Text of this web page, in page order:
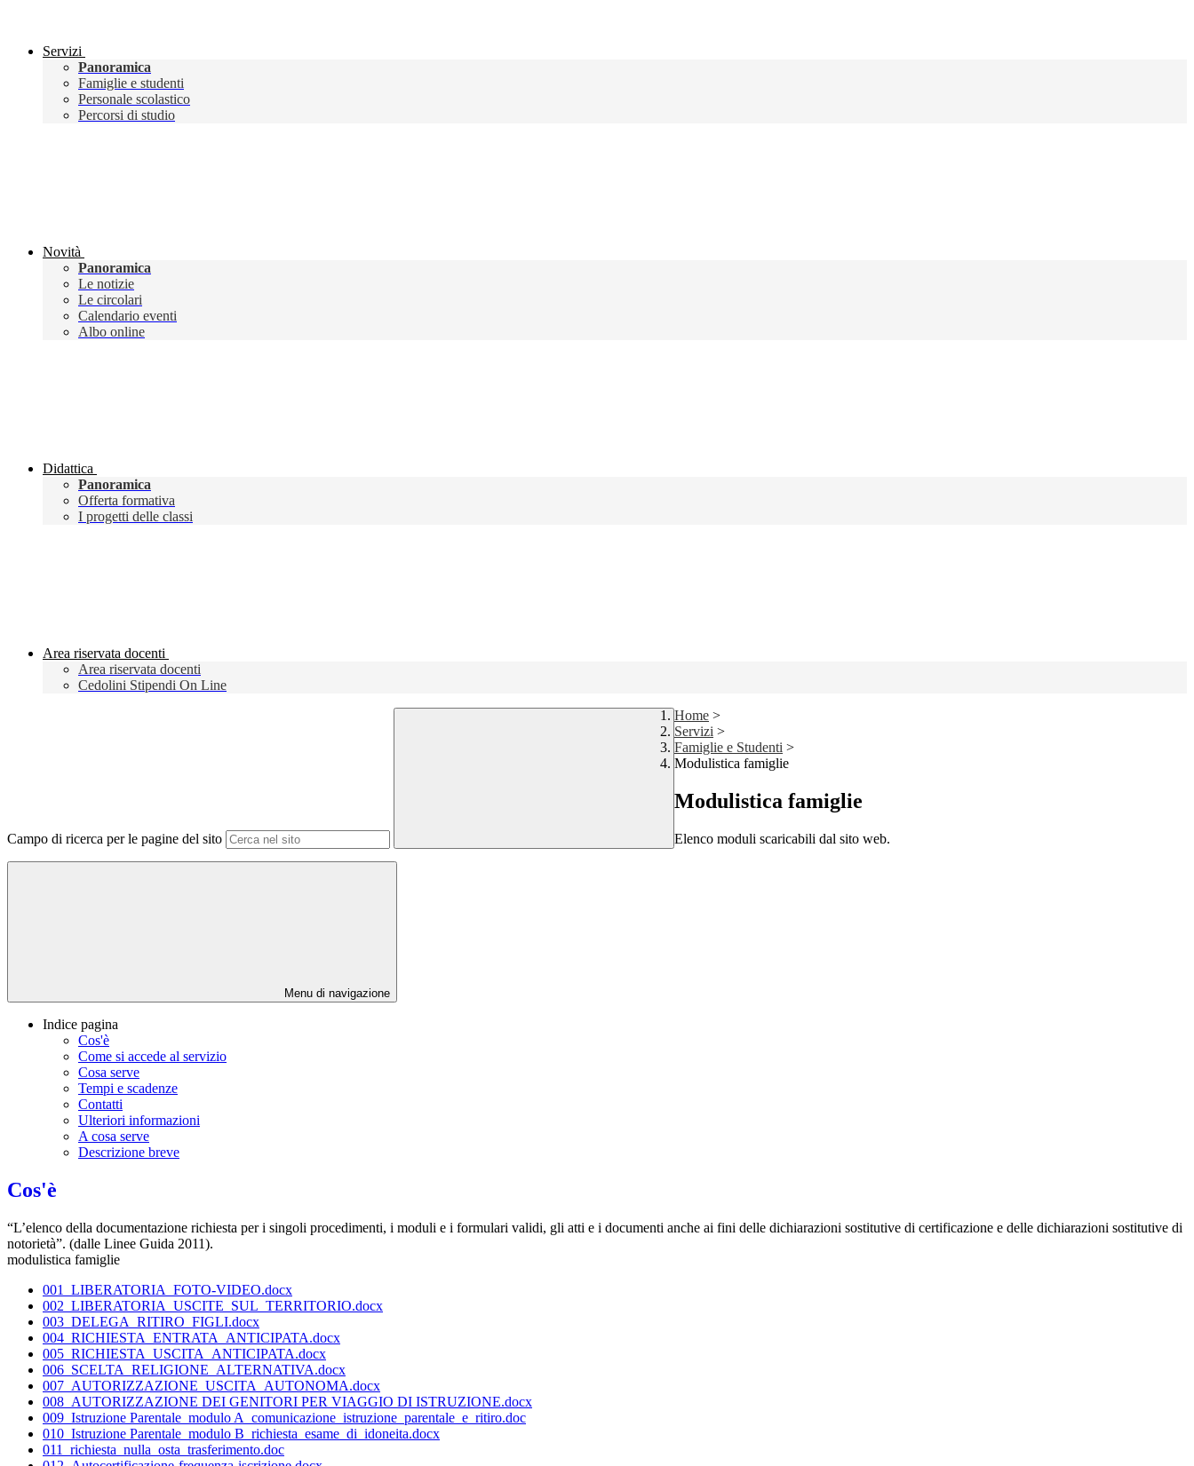
Servizi
Panoramica
Famiglie e studenti
Personale scolastico
Percorsi di studio
Novità
Panoramica
Le notizie
Le circolari
Calendario eventi
Albo online
Didattica
Panoramica
Offerta formativa
I progetti delle classi
Area riservata docenti
Area riservata docenti
Cedolini Stipendi On Line
Campo di ricerca per le pagine del sito
Home >
Servizi >
Famiglie e Studenti >
Modulistica famiglie
Modulistica famiglie
Elenco moduli scaricabili dal sito web.
Menu di navigazione
Indice pagina
Cos'è
Come si accede al servizio
Cosa serve
Tempi e scadenze
Contatti
Ulteriori informazioni
A cosa serve
Descrizione breve
Cos'è
“L’elenco della documentazione richiesta per i singoli procedimenti, i moduli e i formulari validi, gli atti e i documenti anche ai fini delle dichiarazioni sostitutive di certificazione e delle dichiarazioni sostitutive di
notorietà”. (dalle Linee Guida 2011).
modulistica famiglie
001_LIBERATORIA_FOTO-VIDEO.docx
002_LIBERATORIA_USCITE_SUL_TERRITORIO.docx
003_DELEGA_RITIRO_FIGLI.docx
004_RICHIESTA_ENTRATA_ANTICIPATA.docx
005_RICHIESTA_USCITA_ANTICIPATA.docx
006_SCELTA_RELIGIONE_ALTERNATIVA.docx
007_AUTORIZZAZIONE_USCITA_AUTONOMA.docx
008_AUTORIZZAZIONE DEI GENITORI PER VIAGGIO DI ISTRUZIONE.docx
009_Istruzione Parentale_modulo A_comunicazione_istruzione_parentale_e_ritiro.doc
010_Istruzione Parentale_modulo B_richiesta_esame_di_idoneita.docx
011_richiesta_nulla_osta_trasferimento.doc